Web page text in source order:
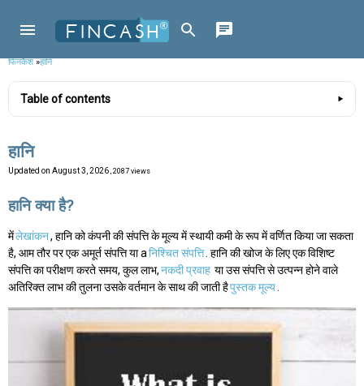
फिनकैश»हानि
Table of contents
हानि
Updated on August 3, 2026 , 2087 views
हानि क्या है?
मेंलेखांकन, हानि को कंपनी की संपत्ति के मूल्य में स्थायी कमी के रूप में वर्णित किया जा सकता
है, आम तौर पर एक अमूर्त संपत्ति या aनिश्चित संपत्ति . हानि की खोज के लिए एक विशिष्ट
संपत्ति का परीक्षण करते समय, कुल लाभ,नकदी प्रवाह या उस संपत्ति से उत्पन्न होने वाले
अतिरिक्त लाभ की तुलना उसके वर्तमान के साथ की जाती हैपुस्तक मूल्य